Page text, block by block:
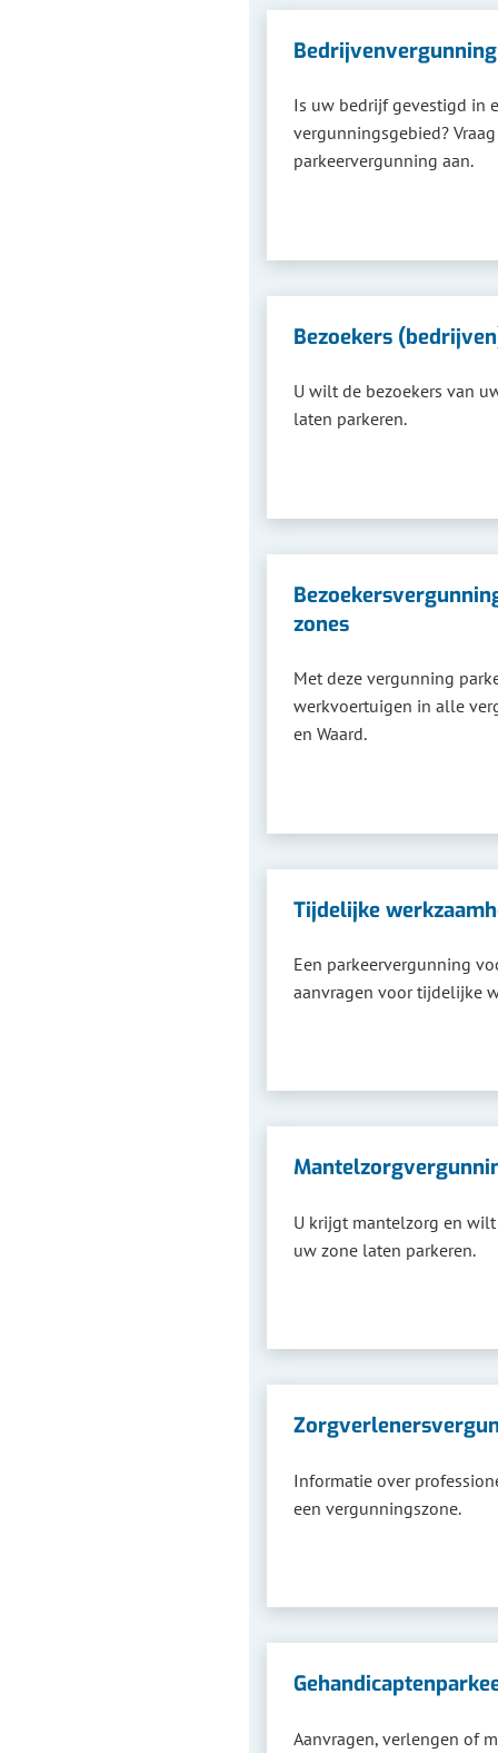
Bedrijvenvergunning
Is uw bedrijf gevestigd in
vergunningsgebied?
parkeervergunning aan.
Bezoekers
U wilt de bezoekers van
laten parkeren.
zones
Met deze vergunning
werkvoertuigen in alle
en Waard.
Tijdelijke
Een parkeervergunning
aanvragen voor tijdelijke
U krijgt mantelzorg en
uw zone laten parkeren.
Informatie over
een vergunningszone.
Aanvragen, verlengen of